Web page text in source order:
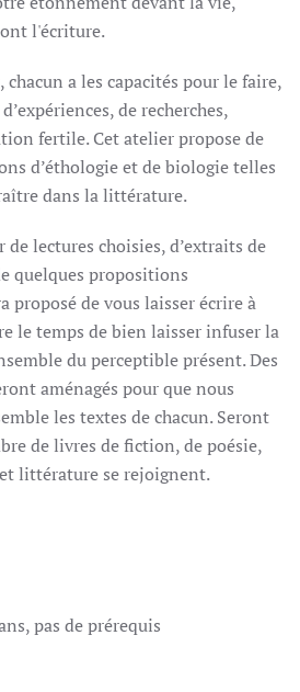
l'écriture.
a les capacités pour le faire,
de recherches,
fertile. Cet atelier propose de
d’éthologie et de biologie telles
dans la littérature.
lectures choisies, d’extraits de
quelques propositions
proposé de vous laisser écrire à
le temps de bien laisser infuser la
du perceptible présent. Des
aménagés pour que nous
les textes de chacun. Seront
de livres de fiction, de poésie,
littérature se rejoignent.
pas de prérequis